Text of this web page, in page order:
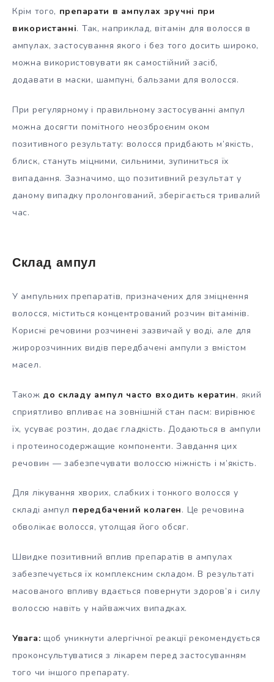
Крім того, препарати в ампулах зручні при
використанні. Так, наприклад, вітамін для волосся в
ампулах, застосування якого і без того досить широко,
можна використовувати як самостійний засіб,
додавати в маски, шампуні, бальзами для волосся.
При регулярному і правильному застосуванні ампул
можна досягти помітного неозброєним оком
позитивного результату: волосся придбають м’якість,
блиск, стануть міцними, сильними, зупиниться їх
випадання. Зазначимо, що позитивний результат у
даному випадку пролонгований, зберігається тривалий
час.
Склад ампул
У ампульних препаратів, призначених для зміцнення
волосся, міститься концентрований розчин вітамінів.
Корисні речовини розчинені зазвичай у воді, але для
жиророзчинних видів передбачені ампули з вмістом
масел.
Також до складу ампул часто входить кератин, який
сприятливо впливає на зовнішній стан пасм: вирівнює
їх, усуває розтин, додає гладкість. Додаються в ампули
і протеиносодержащие компоненти. Завдання цих
речовин — забезпечувати волоссю ніжність і м’якість.
Для лікування хворих, слабких і тонкого волосся у
складі ампул передбачений колаген. Це речовина
обволікає волосся, утолщая його обсяг.
Швидке позитивний вплив препаратів в ампулах
забезпечується їх комплексним складом. В результаті
масованого впливу вдається повернути здоров’я і силу
волоссю навіть у найважчих випадках.
Увага: щоб уникнути алергічної реакції рекомендується
проконсультуватися з лікарем перед застосуванням
того чи іншого препарату.